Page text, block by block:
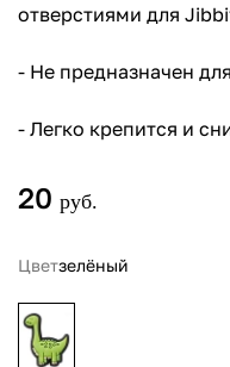
отверстиями для
- Не предназначен
- Легко крепится и
20 руб.
Цветзелёный